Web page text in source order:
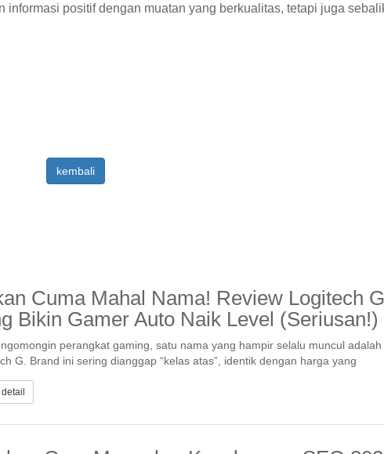
positif dengan muatan yang berkualitas, tetapi juga
kembali
Cuma Mahal Nama! Review Logitech G
Bikin Gamer Auto Naik Level (Seriusan!)
perangkat gaming, satu nama yang hampir selalu muncul adalah
G. Brand ini sering dianggap “kelas atas”, identik dengan harga yang